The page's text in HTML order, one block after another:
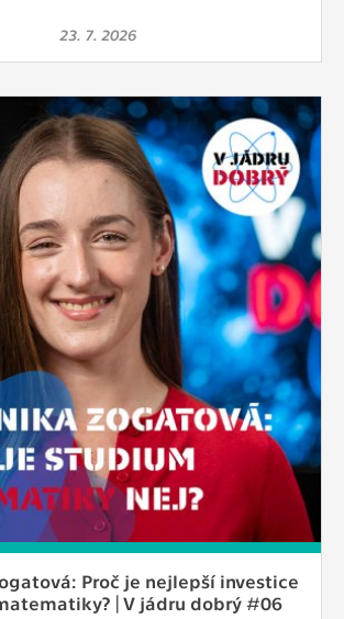
23. 7. 2026
Proč je nejlepší investice
| V jádru dobrý #06